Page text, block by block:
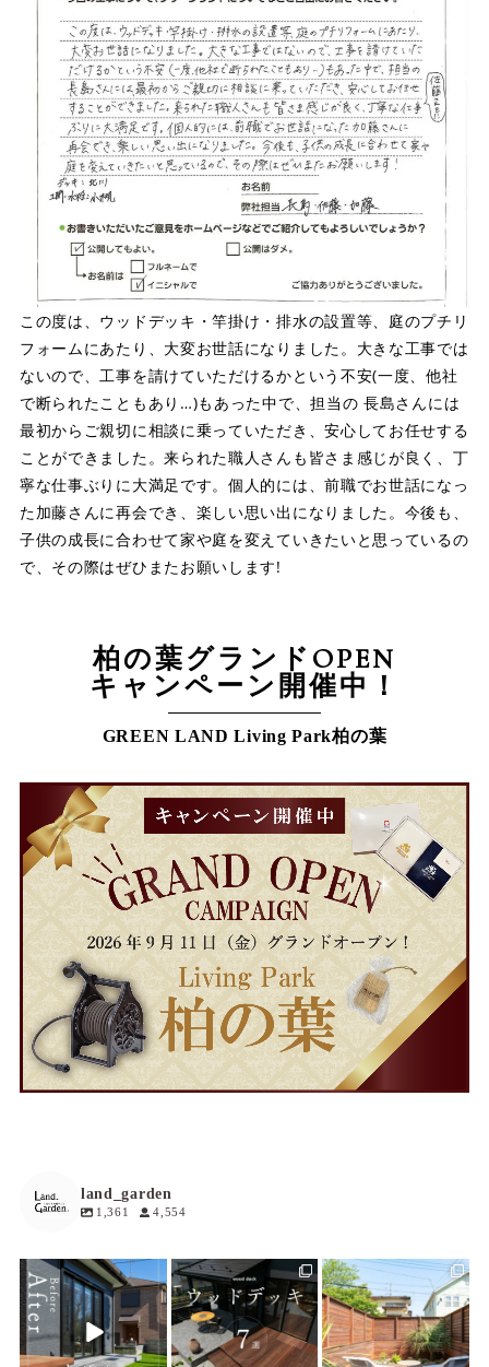
この度は、ウッドデッキ・竿掛け・排水の設置等、庭のプチリ
フォームにあたり、大変お世話になりました。大きな工事では
ないので、工事を請けていただけるかという不安(一度、他社
で断られたこともあり…)もあった中で、担当の 長島さんには
最初からご親切に相談に乗っていただき、安心してお任せする
ことができました。来られた職人さんも皆さま感じが良く、丁
寧な仕事ぶりに大満足です。個人的には、前職でお世話になっ
た加藤さんに再会でき、楽しい思い出になりました。今後も、
子供の成長に合わせて家や庭を変えていきたいと思っているの
で、その際はぜひまたお願いします!
柏の葉グランドOPEN
キャンペーン開催中！
GREEN LAND Living Park柏の葉
land_garden
1,361 4,554
land_garden
5
land_garden
19 0
land_garden
19 0